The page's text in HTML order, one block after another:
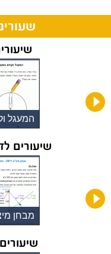
המעגל
שיעורים
מבחן מיצב 2011